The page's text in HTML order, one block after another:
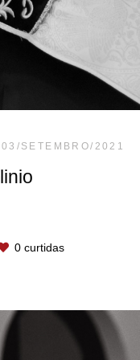
03/SETEMBRO/2021
0 curtidas